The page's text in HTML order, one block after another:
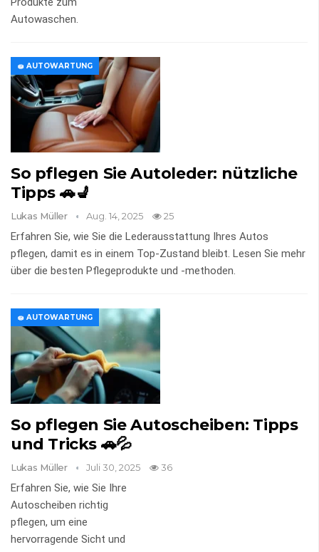
Autowaschen.
🧽 AUTOWARTUNG
So pflegen Sie Autoleder: nützliche
Tipps 🚗💺
Lukas Müller Aug. 14, 2025 25
Erfahren Sie, wie Sie die Lederausstattung Ihres Autos
pflegen, damit es in einem Top-Zustand bleibt. Lesen Sie mehr
über die besten Pflegeprodukte und -methoden.
🧽 AUTOWARTUNG
So pflegen Sie Autoscheiben: Tipps
und Tricks 🚗💦
Lukas Müller Juli 30, 2025 36
Erfahren Sie, wie Sie Ihre
Autoscheiben richtig
pflegen, um eine
hervorragende Sicht und